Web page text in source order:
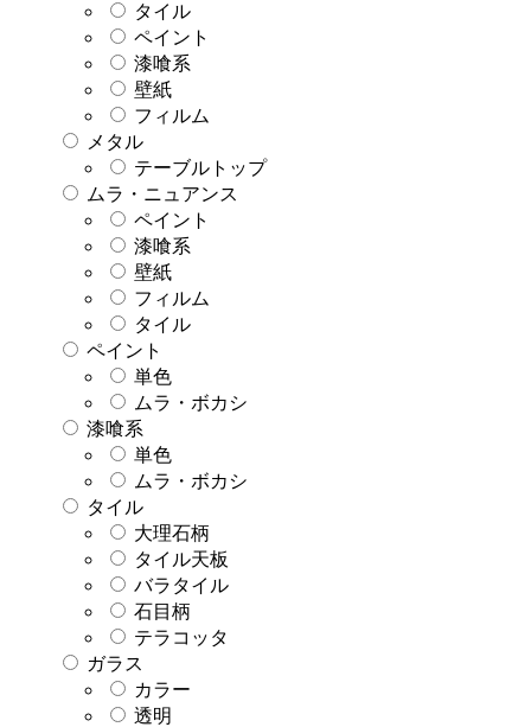
タイル
ペイント
漆喰系
壁紙
フィルム
メタル
テーブルトップ
ムラ・ニュアンス
ペイント
漆喰系
壁紙
フィルム
タイル
ペイント
単色
ムラ・ボカシ
漆喰系
単色
ムラ・ボカシ
タイル
大理石柄
タイル天板
バラタイル
石目柄
テラコッタ
ガラス
カラー
透明